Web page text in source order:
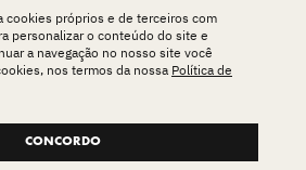
cookies próprios e de terceiros com
personalizar o conteúdo do site e
a navegação no nosso site você
nos termos da nossa Política de
CONCORDO